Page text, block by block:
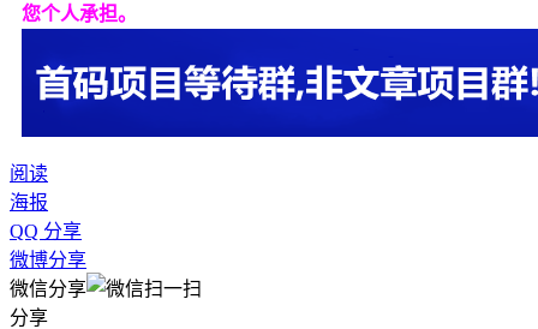
您个人承担。
阅读
海报
QQ 分享
微博分享
微信分享
分享